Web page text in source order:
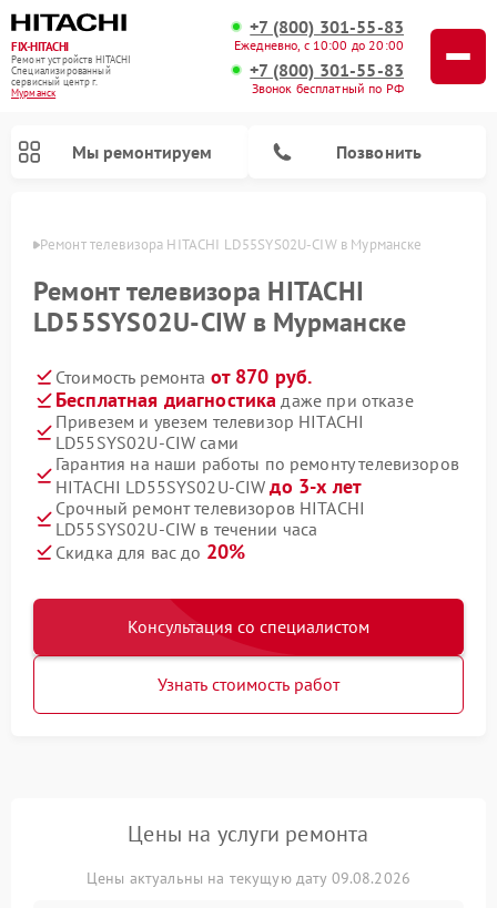
FIX-HITACHI
Ремонт устройств HITACHI
Специализированный
cервисный центр г.
Мурманск
+7 (800) 301-55-83
Ежедневно, с 10:00 до 20:00
+7 (800) 301-55-83
Звонок бесплатный по РФ
Мы ремонтируем Позвонить
Ремонт телевизора HITACHI LD55SYS02U-CIW в Мурманске
Ремонт телевизора HITACHI
LD55SYS02U-CIW в Мурманске
Стоимость ремонта от 870 руб.
Бесплатная диагностика даже при отказе
Привезем и увезем телевизор HITACHI
LD55SYS02U-CIW сами
Гарантия на наши работы по ремонту телевизоров
HITACHI LD55SYS02U-CIWдо 3-х лет
Срочный ремонт телевизоров HITACHI
LD55SYS02U-CIW в течении часа
Скидка для вас до 20%
Консультация со специалистом
Узнать стоимость работ
Цены на услуги ремонта
Цены актуальны на текущую дату 09.08.2026